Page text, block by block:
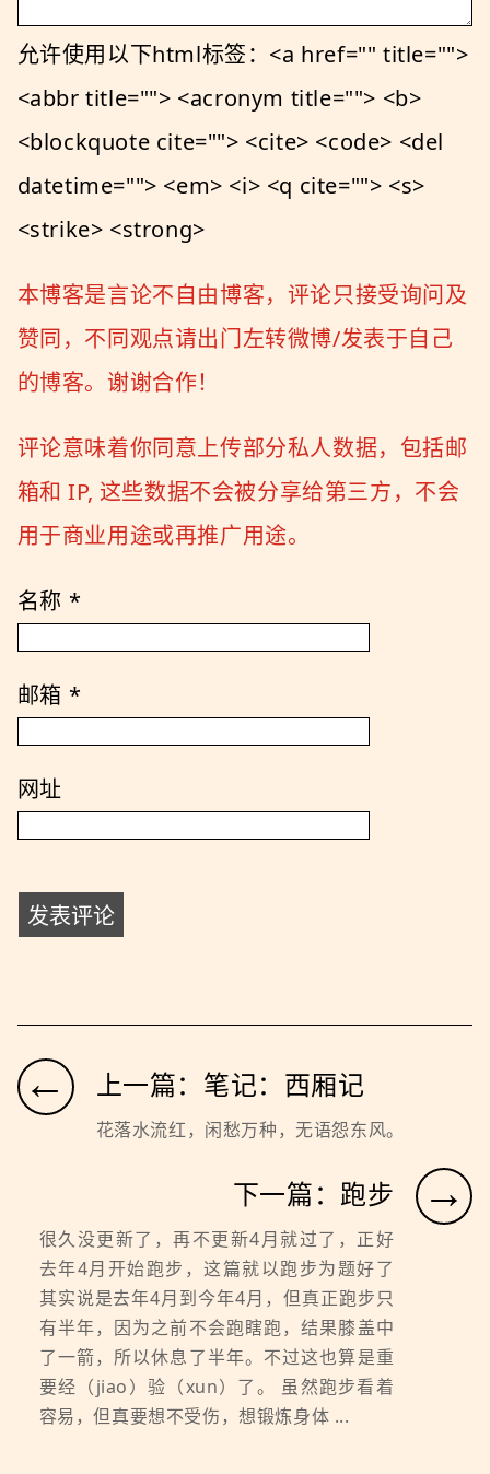
允许使用以下html标签：<a href="" title="">
<abbr title=""> <acronym title=""> <b>
<blockquote cite=""> <cite> <code> <del
datetime=""> <em> <i> <q cite=""> <s>
<strike> <strong>
本博客是言论不自由博客，评论只接受询问及
赞同，不同观点请出门左转微博/发表于自己
的博客。谢谢合作！
评论意味着你同意上传部分私人数据，包括邮
箱和 IP, 这些数据不会被分享给第三方，不会
用于商业用途或再推广用途。
名称 *
邮箱 *
网址
← 上一篇：笔记：西厢记
花落水流红，闲愁万种，无语怨东风。
→
下一篇：跑步
很久没更新了，再不更新4月就过了，正好
去年4月开始跑步，这篇就以跑步为题好了
其实说是去年4月到今年4月，但真正跑步只
有半年，因为之前不会跑瞎跑，结果膝盖中
了一箭，所以休息了半年。不过这也算是重
要经（jiao）验（xun）了。 虽然跑步看着
容易，但真要想不受伤，想锻炼身体 ...